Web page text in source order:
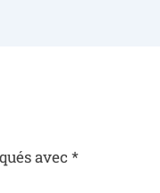
avec *